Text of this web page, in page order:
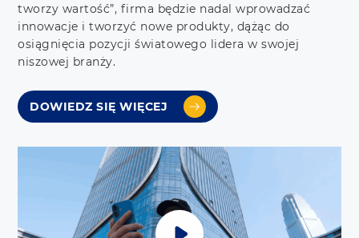
tworzy wartość”, firma będzie nadal wprowadzać
innowacje i tworzyć nowe produkty, dążąc do
osiągnięcia pozycji światowego lidera w swojej
niszowej branży.
DOWIEDZ SIĘ WIĘCEJ